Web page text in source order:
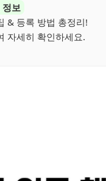
보
& 등록 방법 총정리!
자세히 확인하세요.